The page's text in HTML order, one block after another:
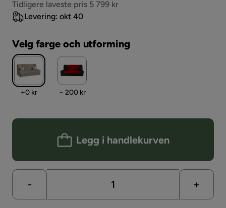
Tidligere laveste pris 5 799 kr
Levering: okt 40
Velg farge och utforming
Pris
+0 kr Pris
− 200 kr
Legg i handlekurven
- +